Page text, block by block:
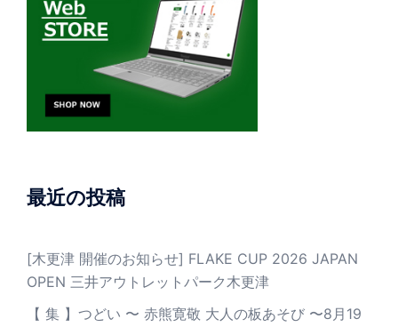
最近の投稿
[木更津 開催のお知らせ] FLAKE CUP 2026 JAPAN
OPEN 三井アウトレットパーク木更津
【 集 】つどい 〜 赤熊寛敬 大人の板あそび 〜8月19